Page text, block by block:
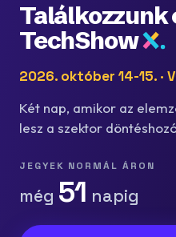
Találkozzunk
TechShow
2026. október 14-15. ·
Két nap, amikor az
lesz a szektor
JEGYEK NORMÁL ÁRON
még 51 napig